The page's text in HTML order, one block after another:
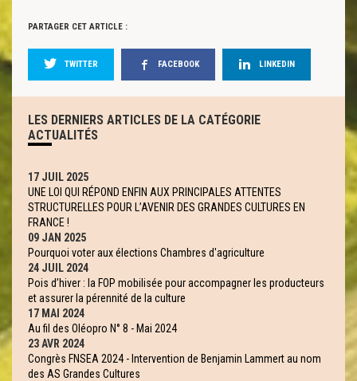
PARTAGER CET ARTICLE :
TWITTER FACEBOOK LINKEDIN
LES DERNIERS ARTICLES DE LA CATÉGORIE
ACTUALITÉS
17 JUIL 2025
UNE LOI QUI RÉPOND ENFIN AUX PRINCIPALES ATTENTES
STRUCTURELLES POUR L’AVENIR DES GRANDES CULTURES EN
FRANCE !
09 JAN 2025
Pourquoi voter aux élections Chambres d'agriculture
24 JUIL 2024
Pois d’hiver : la FOP mobilisée pour accompagner les producteurs
et assurer la pérennité de la culture
17 MAI 2024
Au fil des Oléopro N° 8 - Mai 2024
23 AVR 2024
Congrès FNSEA 2024 - Intervention de Benjamin Lammert au nom
des AS Grandes Cultures